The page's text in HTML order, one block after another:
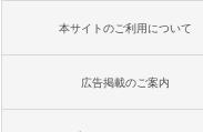
本サイトのご利用について
広告掲載のご案内